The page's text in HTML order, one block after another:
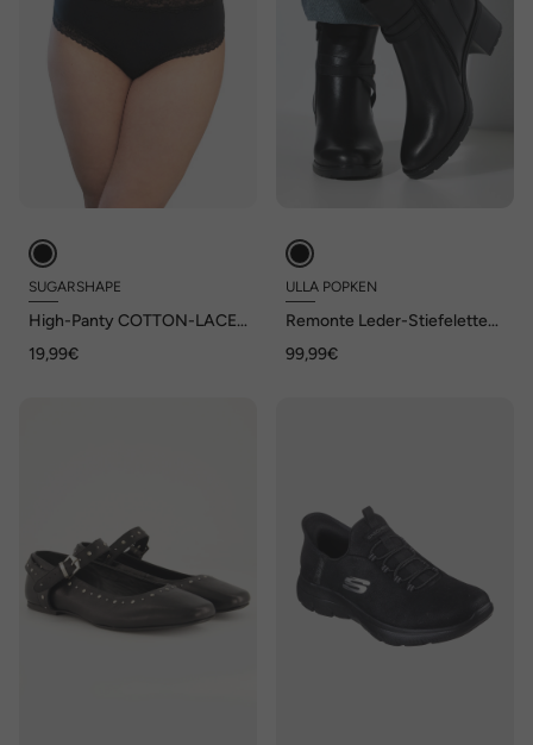
SUGARSHAPE
High-Panty COTTON-LACE
19,99€
ULLA POPKEN
Remonte Leder-Stiefeletten,
99,99€